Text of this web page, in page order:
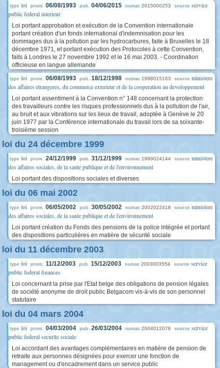
type loi prom. 06/08/1993 pub. 04/06/2015 numac 2015000253 source service
public federal interieur
Loi portant approbation et exécution de la Convention internationale
portant création d'un fonds international d'indemnisation pour les
dommages dus à la pollution par les hydrocarbures, faite à Bruxelles le 18
décembre 1971, et portant exécution des Protocoles à cette Convention,
faits à Londres le 27 novembre 1992 et le 16 mai 2003. - Coordination
officieuse en langue allemande
type loi prom. 06/08/1993 pub. 18/12/1998 numac 1998015163 source ministere
des affaires etrangeres, du commerce exterieur et de la cooperation au developpement
Loi portant assentiment à la Convention n° 148 concernant la protection
des travailleurs contre les risques professionnels dus à la pollution de l'air,
au bruit et aux vibrations sur les lieux de travail, adoptée à Genève le 20
juin 1977 par la Conférence internationale du travail lors de sa soixante-
troisième session
loi du 24 décembre 1999
type loi prom. 24/12/1999 pub. 31/12/1999 numac 1999024144 source ministere
des affaires sociales, de la sante publique et de l'environnement
Loi portant des dispositions sociales et diverses
loi du 06 mai 2002
type loi prom. 06/05/2002 pub. 30/05/2002 numac 2002022418 source ministere
des affaires sociales, de la sante publique et de l'environnement
Loi portant création du Fonds des pensions de la police intégrée et portant
des dispositions particulières en matière de sécurité sociale
loi du 11 décembre 2003
type loi prom. 11/12/2003 pub. 15/12/2003 numac 2003003554 source service
public federal finances
Loi concernant la prise par l'Etat belge des obligations de pension légales
de société anonyme de droit public Belgacom vis-à-vis de son personnel
statutaire
loi du 04 mars 2004
type loi prom. 04/03/2004 pub. 26/03/2004 numac 2004012078 source service
public federal securite sociale
Loi accordant des avantages complémentaires en matière de pension de
retraite aux personnes désignées pour exercer une fonction de
management ou d'encadrement dans un service public